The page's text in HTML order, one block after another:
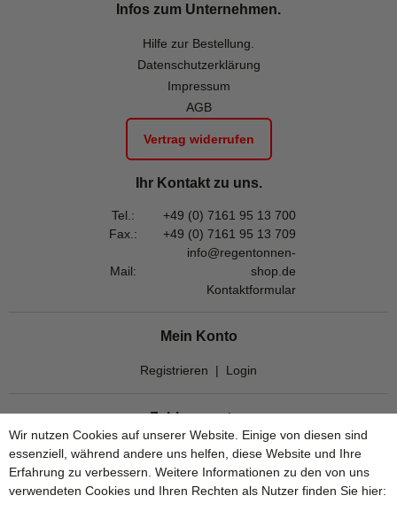
Infos zum Unternehmen.
Hilfe zur Bestellung.
Datenschutzerklärung
Impressum
AGB
Vertrag widerrufen
Ihr Kontakt zu uns.
Tel.:
+49 (0) 7161 95 13 700
Fax.:
+49 (0) 7161 95 13 709
Mail:
info@regentonnen-
shop.de
Kontaktformular
Mein Konto
Registrieren | Login
Zahlungsarten
Wir nutzen Cookies auf unserer Website. Einige von diesen sind
essenziell, während andere uns helfen, diese Website und Ihre
Erfahrung zu verbessern. Weitere Informationen zu den von uns
verwendeten Cookies und Ihren Rechten als Nutzer finden Sie hier: